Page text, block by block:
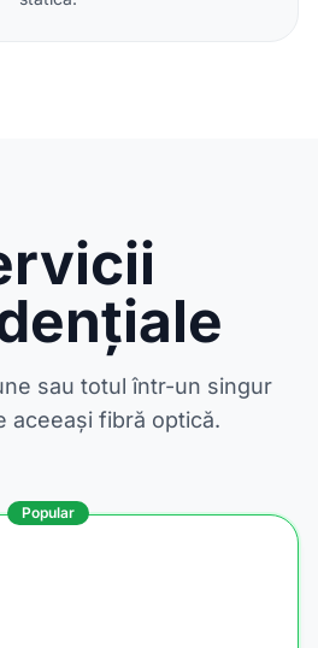
sau totul într-un singur
aceeași fibră optică.
Popular